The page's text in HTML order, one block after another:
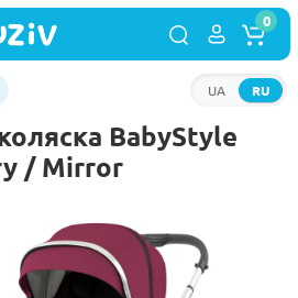
RU
UA
0
BabyStyle
/ Mirror